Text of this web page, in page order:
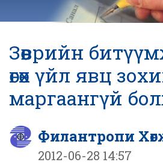
Зөөврийн
өгөх үйл явц
маргаангүй болж
Филантропи
2012-06-28 14:57